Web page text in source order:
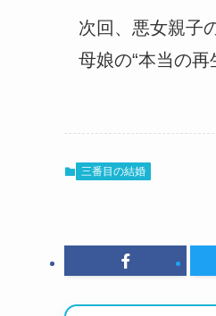
次回、悪女親子
母娘の“本当の再
三番目の結婚